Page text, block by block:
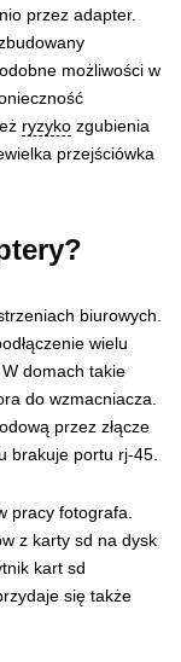
przez adapter.
możliwości w
ryzyko zgubienia
przejściówka
biurowych.
wielu
domach takie
do wzmacniacza.
przez złącze
brakuje portu rj-45.
pracy fotografa.
z karty sd na dysk
kart sd
się także